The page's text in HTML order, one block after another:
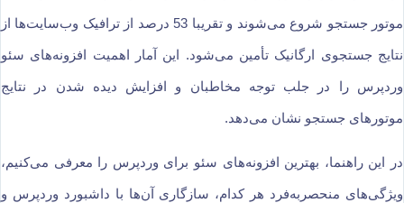
موتور جستجو شروع می‌شوند و تقریبا 53 درصد از ترافیک وب‌سایت‌ها از
نتایج جستجوی ارگانیک تأمین می‌شود. این آمار اهمیت افزونه‌های سئو
وردپرس را در جلب توجه مخاطبان و افزایش دیده شدن در نتایج
موتورهای جستجو نشان می‌دهد.
در این راهنما، بهترین افزونه‌های سئو برای وردپرس را معرفی می‌کنیم،
ویژگی‌های منحصربه‌فرد هر کدام، سازگاری آن‌ها با داشبورد وردپرس و